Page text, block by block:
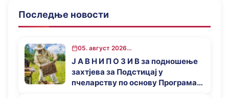
Последње новости
05. август 2026...
Ј А В Н И П О З И В за подношење
захтјева за Подстицај у
пчеларству по основу Програма